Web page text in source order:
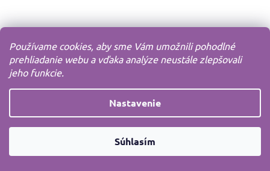
Používame cookies, aby sme Vám umožnili pohodlné
prehliadanie webu a vďaka analýze neustále zlepšovali
jeho funkcie.
Nastavenie
Súhlasím